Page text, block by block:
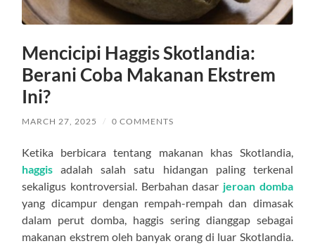
Mencicipi Haggis Skotlandia:
Berani Coba Makanan Ekstrem
Ini?
MARCH 27, 2025 / 0 COMMENTS
Ketika berbicara tentang makanan khas Skotlandia,
haggis adalah salah satu hidangan paling terkenal
sekaligus kontroversial. Berbahan dasar jeroan domba
yang dicampur dengan rempah-rempah dan dimasak
dalam perut domba, haggis sering dianggap sebagai
makanan ekstrem oleh banyak orang di luar Skotlandia.